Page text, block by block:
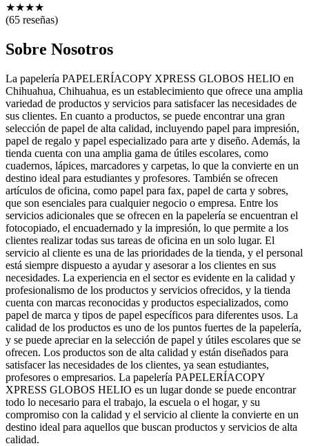
★★★★
(65 reseñas)
Sobre Nosotros
La papelería PAPELERÍACOPY XPRESS GLOBOS HELIO en
Chihuahua, Chihuahua, es un establecimiento que ofrece una amplia
variedad de productos y servicios para satisfacer las necesidades de
sus clientes. En cuanto a productos, se puede encontrar una gran
selección de papel de alta calidad, incluyendo papel para impresión,
papel de regalo y papel especializado para arte y diseño. Además, la
tienda cuenta con una amplia gama de útiles escolares, como
cuadernos, lápices, marcadores y carpetas, lo que la convierte en un
destino ideal para estudiantes y profesores. También se ofrecen
artículos de oficina, como papel para fax, papel de carta y sobres,
que son esenciales para cualquier negocio o empresa. Entre los
servicios adicionales que se ofrecen en la papelería se encuentran el
fotocopiado, el encuadernado y la impresión, lo que permite a los
clientes realizar todas sus tareas de oficina en un solo lugar. El
servicio al cliente es una de las prioridades de la tienda, y el personal
está siempre dispuesto a ayudar y asesorar a los clientes en sus
necesidades. La experiencia en el sector es evidente en la calidad y
profesionalismo de los productos y servicios ofrecidos, y la tienda
cuenta con marcas reconocidas y productos especializados, como
papel de marca y tipos de papel específicos para diferentes usos. La
calidad de los productos es uno de los puntos fuertes de la papelería,
y se puede apreciar en la selección de papel y útiles escolares que se
ofrecen. Los productos son de alta calidad y están diseñados para
satisfacer las necesidades de los clientes, ya sean estudiantes,
profesores o empresarios. La papelería PAPELERÍACOPY
XPRESS GLOBOS HELIO es un lugar donde se puede encontrar
todo lo necesario para el trabajo, la escuela o el hogar, y su
compromiso con la calidad y el servicio al cliente la convierte en un
destino ideal para aquellos que buscan productos y servicios de alta
calidad.